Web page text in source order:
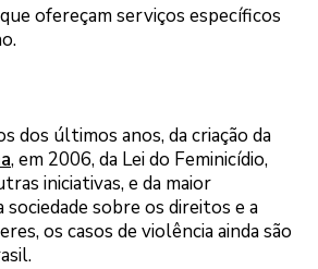
ofereçam serviços específicos
dos últimos anos, da criação da
, em 2006, da Lei do Feminicídio,
iniciativas, e da maior
sociedade sobre os direitos e a
os casos de violência ainda são